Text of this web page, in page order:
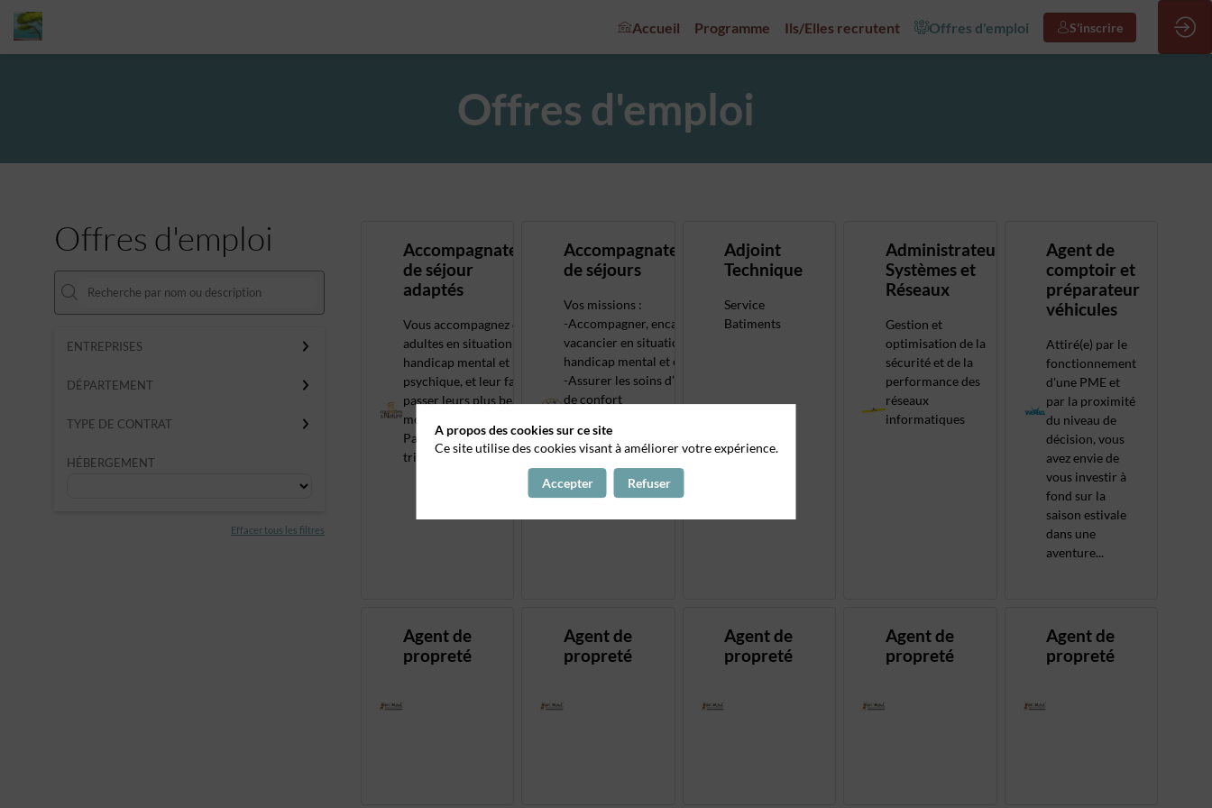
Accueil Programme Ils/Elles recrutent Offres d'emploi S'inscrire
Offres d'emploi
Offres d'emploi
ENTREPRISES
DÉPARTEMENT
TYPE DE CONTRAT
HÉBERGEMENT
Effacer tous les filtres
Accompagnateur
de séjour
adaptés
Vous accompagnez des
adultes en situation de
handicap mental et
psychique, et leur faites
passer leurs plus beaux
moments de vacances.
Par binôme ou
trinôme, vous...
Accompagnateur/trice
de séjours
Vos missions :
-Accompagner, encadrer un
vacancier en situation de
handicap mental et ou moteur
-Assurer les soins d’hygiène et
de confort
Adjoint
Technique
Service
Batiments
Administrateur
Systèmes et
Réseaux
Gestion et
optimisation de la
sécurité et de la
performance des
réseaux
informatiques
Agent de
comptoir et
préparateur
véhicules
Attiré(e) par le
fonctionnement
d'une PME et
par la proximité
du niveau de
décision, vous
avez envie de
vous investir à
fond sur la
saison estivale
dans une
aventure...
Agent de
propreté
Agent de
propreté
Agent de
propreté
Agent de
propreté
Agent de
propreté
A propos des cookies sur ce site
Ce site utilise des cookies visant à améliorer votre expérience.
Accepter Refuser